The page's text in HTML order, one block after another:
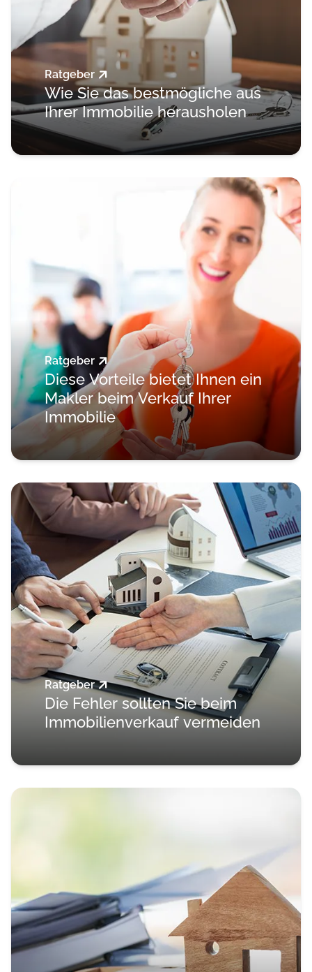
Ratgeber
Wie Sie das bestmögliche aus
Ihrer Immobilie herausholen
Ratgeber
Diese Vorteile bietet Ihnen ein
Makler beim Verkauf Ihrer
Immobilie
Ratgeber
Die Fehler sollten Sie beim
Immobilienverkauf vermeiden